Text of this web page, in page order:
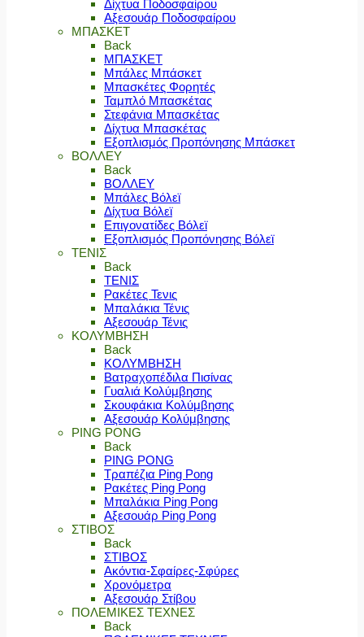
Δίχτυα Ποδοσφαίρου
Αξεσουάρ Ποδοσφαίρου
ΜΠΑΣΚΕΤ
Back
ΜΠΑΣΚΕΤ
Μπάλες Μπάσκετ
Μπασκέτες Φορητές
Ταμπλό Μπασκέτας
Στεφάνια Μπασκέτας
Δίχτυα Μπασκέτας
Εξοπλισμός Προπόνησης Μπάσκετ
ΒΟΛΛΕΥ
Back
ΒΟΛΛΕΥ
Μπάλες Βόλεϊ
Δίχτυα Βόλεϊ
Επιγονατίδες Βόλεϊ
Εξοπλισμός Προπόνησης Βόλεϊ
ΤΕΝΙΣ
Back
ΤΕΝΙΣ
Ρακέτες Τενις
Μπαλάκια Τένις
Αξεσουάρ Τένις
ΚΟΛΥΜΒΗΣΗ
Back
ΚΟΛΥΜΒΗΣΗ
Βατραχοπέδιλα Πισίνας
Γυαλιά Κολύμβησης
Σκουφάκια Κολύμβησης
Αξεσουάρ Κολύμβησης
PING PONG
Back
PING PONG
Τραπέζια Ping Pong
Ρακέτες Ping Pong
Μπαλάκια Ping Pong
Αξεσουάρ Ping Pong
ΣΤΙΒΟΣ
Back
ΣΤΙΒΟΣ
Ακόντια-Σφαίρες-Σφύρες
Χρονόμετρα
Αξεσουάρ Στίβου
ΠΟΛΕΜΙΚΕΣ ΤΕΧΝΕΣ
Back